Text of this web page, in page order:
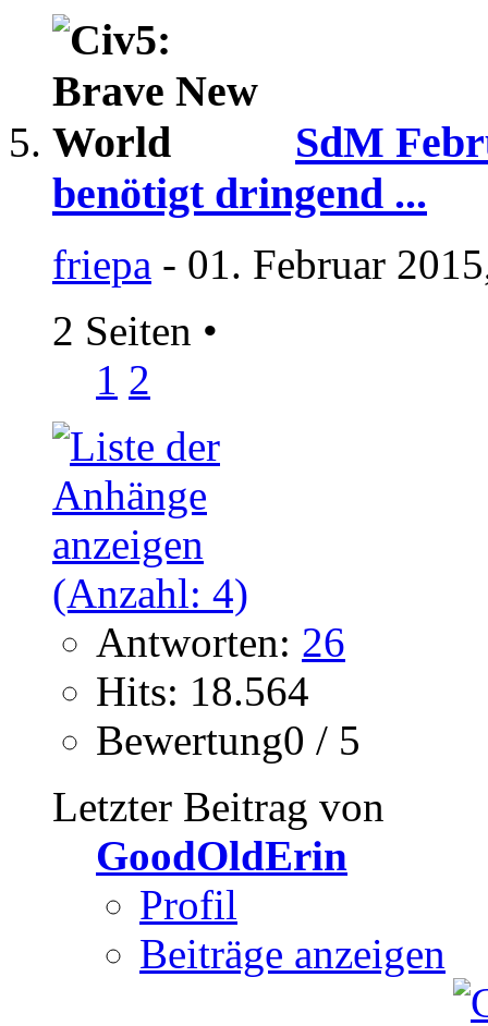
SdM
benötigt dringend ...
friepa - 01. Februar
2 Seiten •
1 2
Antworten: 26
Hits: 18.564
Bewertung0 / 5
Letzter Beitrag von
GoodOldErin
Profil
Beiträge anzeigen